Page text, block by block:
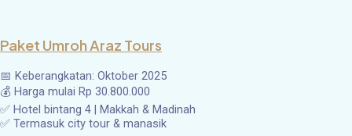
Paket Umroh Araz Tours
📅 Keberangkatan: Oktober 2025
💰 Harga mulai Rp 30.800.000
✅ Hotel bintang 4 | Makkah & Madinah
✅ Termasuk city tour & manasik